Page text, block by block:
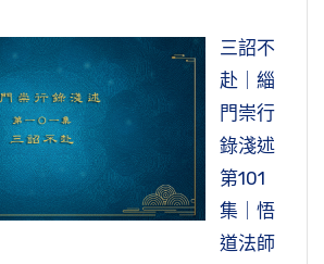
三詔不
赴｜緇
門崇行
錄淺述
第101
集｜悟
道法師